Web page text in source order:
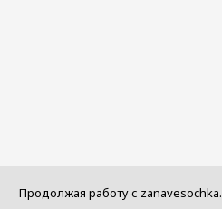
Продолжая работу с